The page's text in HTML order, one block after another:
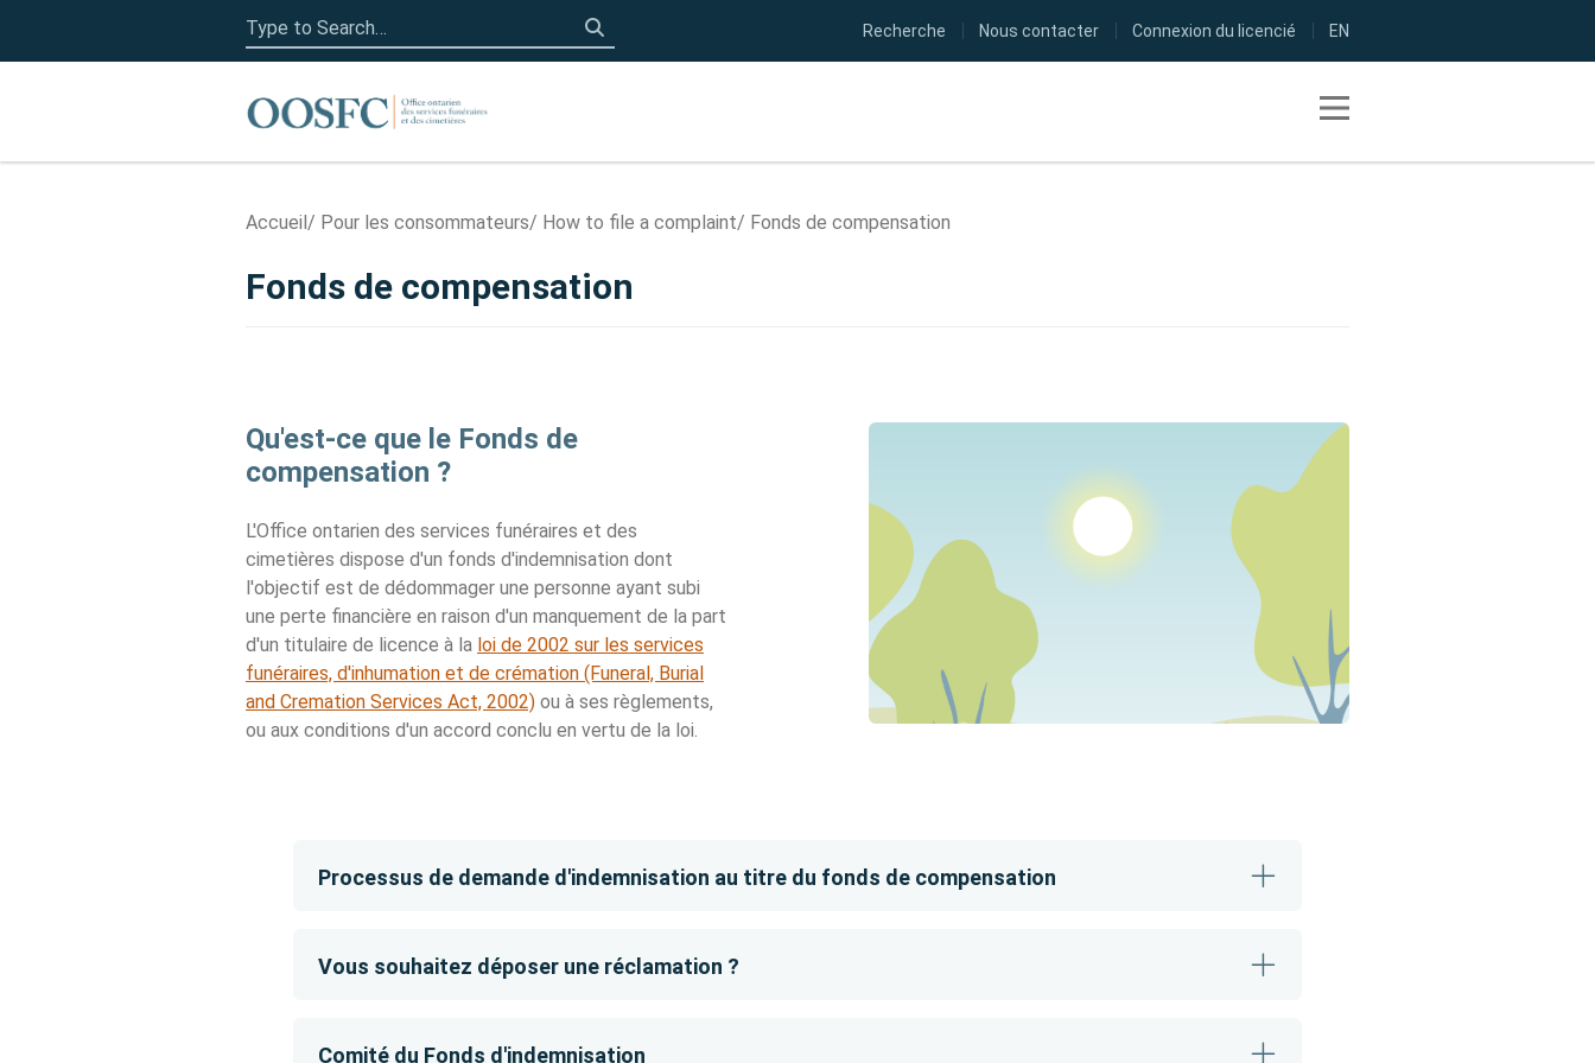
Accueil
Toggle navigation
Search
for:
Click to search
Recherche Nous contacter Connexion du licencié EN
Accueil Pour les consommateurs How to file a complaint Fonds de compensation
Fonds de compensation
Qu'est-ce que le Fonds de
compensation ?
L'Office ontarien des services funéraires et des
cimetières dispose d'un fonds d'indemnisation dont
l'objectif est de dédommager une personne ayant subi
une perte financière en raison d'un manquement de la part
d'un titulaire de licence à la loi de 2002 sur les services
funéraires, d'inhumation et de crémation (Funeral, Burial
and Cremation Services Act, 2002) ou à ses règlements,
ou aux conditions d'un accord conclu en vertu de la loi.
Processus de demande d'indemnisation au titre du fonds de compensation
Vous souhaitez déposer une réclamation ?
Comité du Fonds d'indemnisation